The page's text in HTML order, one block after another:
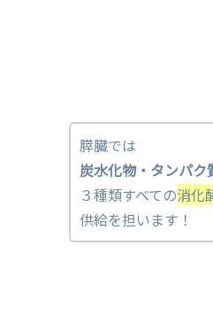
膵臓では
炭水化物・タンパク
３種類すべての消化
供給を担います！